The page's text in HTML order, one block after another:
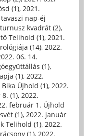
(1), 2021.
nap-éj
kvadrát (2),
Telihold (1), 2021.
(14), 2022.
06. 14.
(1),
(1), 2022.
Bika Újhold (1), 2022.
(1), 2022.
február 1. Újhold
(1), 2022. január
Telihold (1), 2022.
(1), 2022.